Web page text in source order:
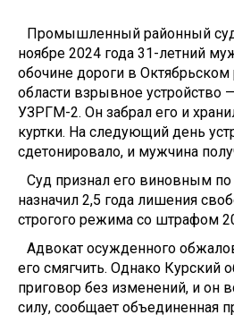
Промышленный районный суд
ноябре 2024 года 31-летний
обочине дороги в
области взрывное устройство
УЗРГМ-2. Он забрал его и
куртки. На следующий день
сдетонировало, и мужчина
Суд признал его виновным
назначил 2,5 года лишения
строгого режима со штрафом
Адвокат осужденного
его смягчить. Однако Курский
приговор без изменений, и он
силу, сообщает объединенная